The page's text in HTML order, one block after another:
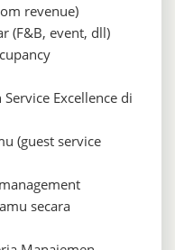
revenue)
(F&B, event, dll)
Excellence di
(guest service
secara